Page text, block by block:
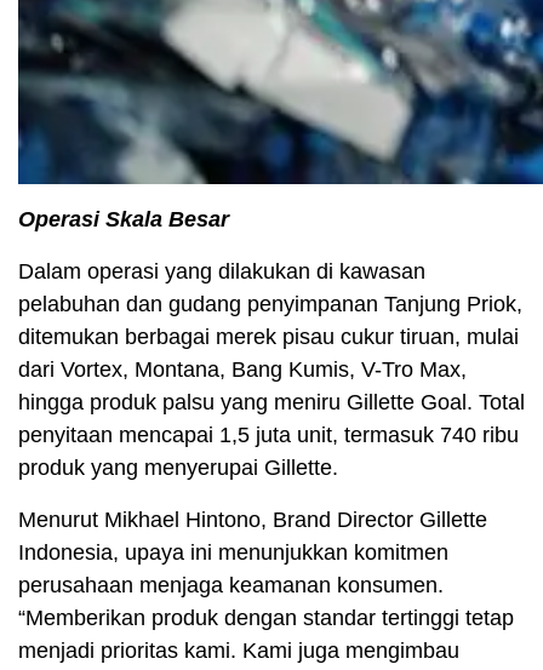
Operasi Skala Besar
Dalam operasi yang dilakukan di kawasan
pelabuhan dan gudang penyimpanan Tanjung Priok,
ditemukan berbagai merek pisau cukur tiruan, mulai
dari Vortex, Montana, Bang Kumis, V-Tro Max,
hingga produk palsu yang meniru Gillette Goal. Total
penyitaan mencapai 1,5 juta unit, termasuk 740 ribu
produk yang menyerupai Gillette.
Menurut Mikhael Hintono, Brand Director Gillette
Indonesia, upaya ini menunjukkan komitmen
perusahaan menjaga keamanan konsumen.
“Memberikan produk dengan standar tertinggi tetap
menjadi prioritas kami. Kami juga mengimbau